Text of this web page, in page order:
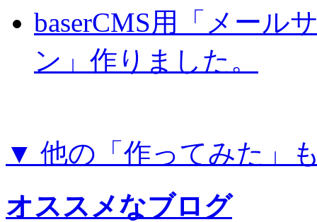
baserCMS用「メール
ン」作りました。
▼ 他の「作ってみた」
オススメなブログ